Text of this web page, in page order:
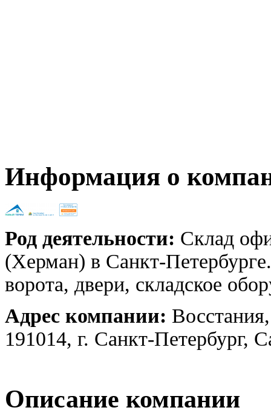
Информация о
Род деятельности: Склад
(Херман) в Санкт-
ворота, двери, складское
Адрес компании:
191014, г. Санкт-Петербург,
Описание компании